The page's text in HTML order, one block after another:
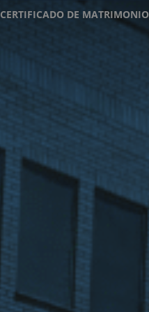
CERTIFICADO DE MATRIMONIO